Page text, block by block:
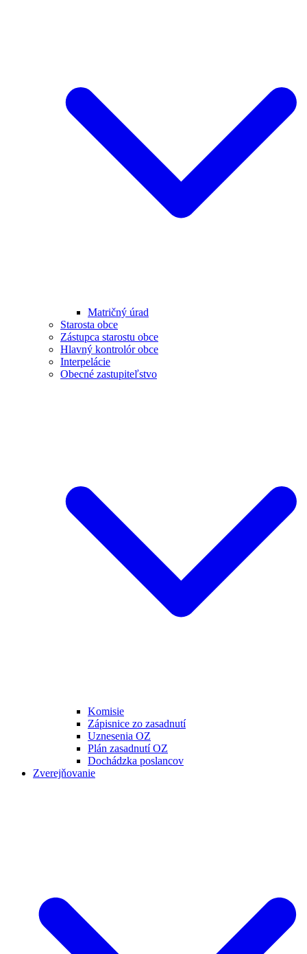
Matričný úrad
Starosta obce
Zástupca starostu obce
Hlavný kontrolór obce
Interpelácie
Obecné zastupiteľstvo
Komisie
Zápisnice zo zasadnutí
Uznesenia OZ
Plán zasadnutí OZ
Dochádzka poslancov
Zverejňovanie